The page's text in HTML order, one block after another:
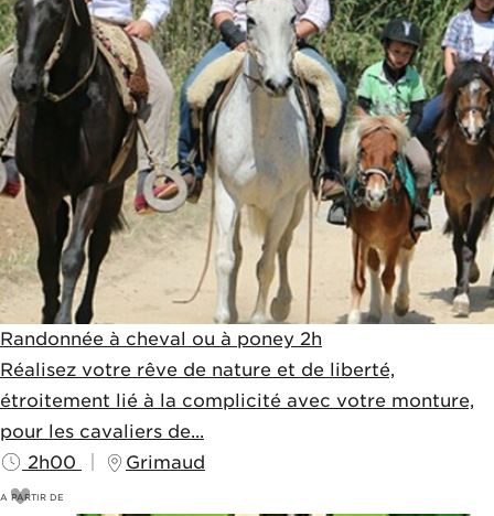
Randonnée à cheval ou à poney 2h
Réalisez votre rêve de nature et de liberté,
étroitement lié à la complicité avec votre monture,
pour les cavaliers de...
2h00
Grimaud
A PARTIR DE